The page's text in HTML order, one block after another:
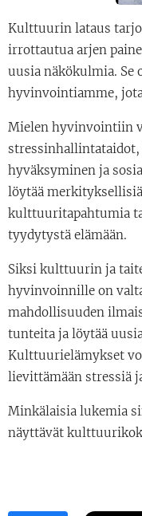
Kulttuurin lataus
irrottautua arjen
uusia näkökulmia. Se
hyvinvointiamme,
Mielen hyvinvointiin
stressinhallintataidot,
hyväksyminen ja
löytää
kulttuuritapahtumia
tyydytystä elämään.
Siksi kulttuurin ja
hyvinvoinnille on
mahdollisuuden
tunteita ja löytää
Kulttuurielämykset
lievittämään stressiä
Minkälaisia lukemia
näyttävät